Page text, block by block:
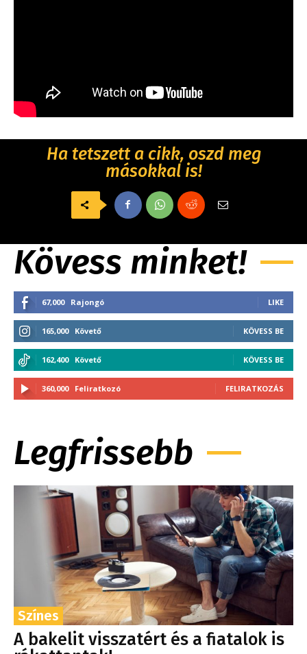
Ha tetszett a cikk, oszd meg
másokkal is!
Kövess minket!
67,000 Rajongó LIKE
165,000 Követő KÖVESS BE
162,400 Követő KÖVESS BE
360,000 Feliratkozó FELIRATKOZÁS
Legfrissebb
Színes
A bakelit visszatért és a fiatalok is